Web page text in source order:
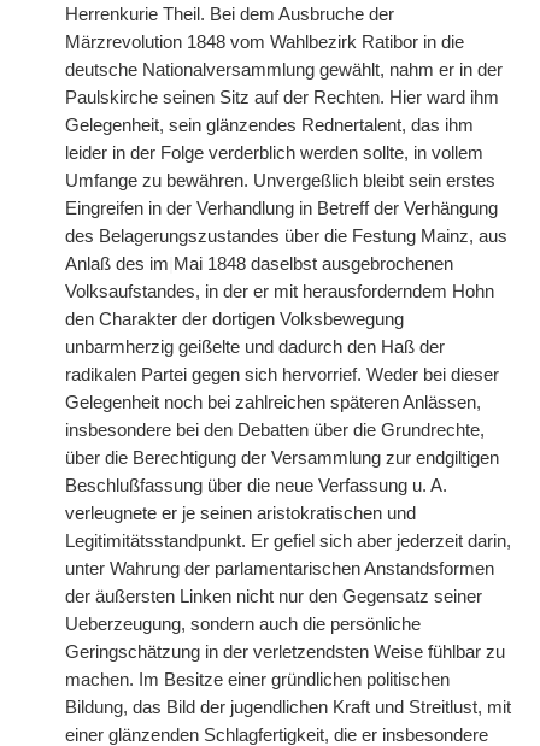
Herrenkurie Theil. Bei dem Ausbruche der
Märzrevolution 1848 vom Wahlbezirk Ratibor in die
deutsche Nationalversammlung gewählt, nahm er in der
Paulskirche seinen Sitz auf der Rechten. Hier ward ihm
Gelegenheit, sein glänzendes Rednertalent, das ihm
leider in der Folge verderblich werden sollte, in vollem
Umfange zu bewähren. Unvergeßlich bleibt sein erstes
Eingreifen in der Verhandlung in Betreff der Verhängung
des Belagerungszustandes über die Festung Mainz, aus
Anlaß des im Mai 1848 daselbst ausgebrochenen
Volksaufstandes, in der er mit herausforderndem Hohn
den Charakter der dortigen Volksbewegung
unbarmherzig geißelte und dadurch den Haß der
radikalen Partei gegen sich hervorrief. Weder bei dieser
Gelegenheit noch bei zahlreichen späteren Anlässen,
insbesondere bei den Debatten über die Grundrechte,
über die Berechtigung der Versammlung zur endgiltigen
Beschlußfassung über die neue Verfassung u. A.
verleugnete er je seinen aristokratischen und
Legitimitätsstandpunkt. Er gefiel sich aber jederzeit darin,
unter Wahrung der parlamentarischen Anstandsformen
der äußersten Linken nicht nur den Gegensatz seiner
Ueberzeugung, sondern auch die persönliche
Geringschätzung in der verletzendsten Weise fühlbar zu
machen. Im Besitze einer gründlichen politischen
Bildung, das Bild der jugendlichen Kraft und Streitlust, mit
einer glänzenden Schlagfertigkeit, die er insbesondere